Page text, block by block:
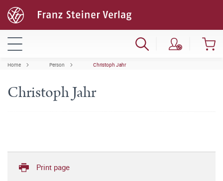
Home Person Christoph Jahr
Christoph Jahr
Print page